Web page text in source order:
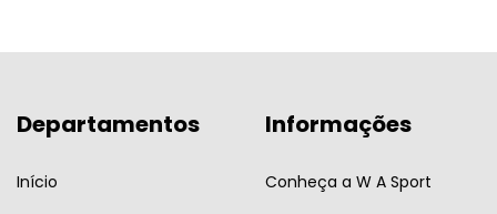
Departamentos
Início
Informações
Conheça a W A Sport